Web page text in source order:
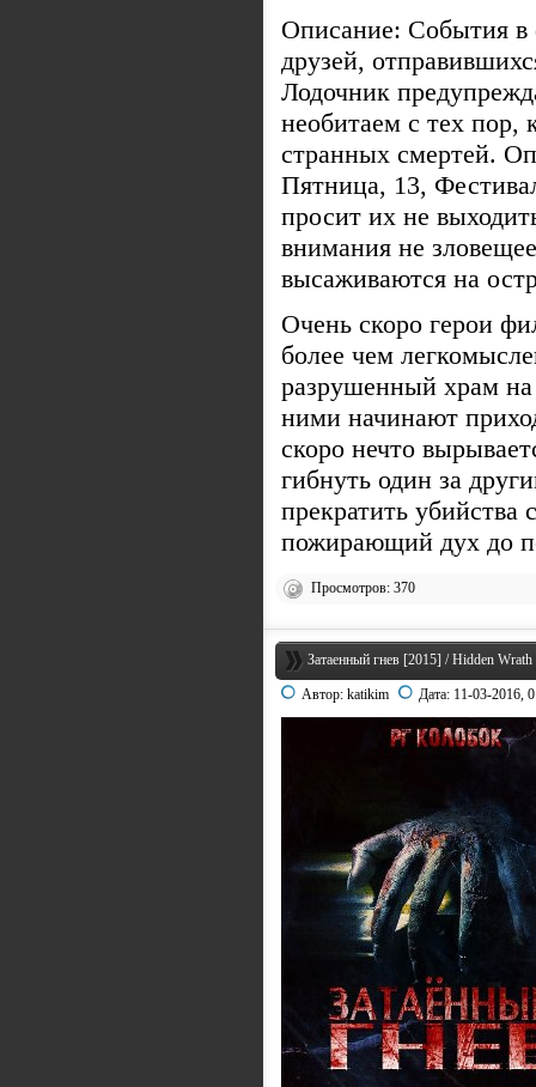
Описание: События в
друзей,
Лодочник
необитаем с тех пор,
странных смертей.
Пятница, 13,
просит их не
внимания не
высаживаются на
Очень скоро герои
более чем
разрушенный храм на
ними начинают
скоро нечто
гибнуть один за
прекратить убийства
пожирающий дух до
Просмотров: 370
Затаенный гнев [2015] / Hidden Wrath
Автор: katikim Дата: 11-03-2016,